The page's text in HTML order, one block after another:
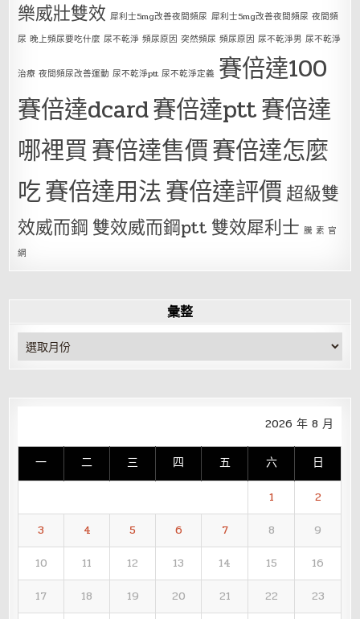
樂威壯雙效 犀利士5mg改善夜間頻尿 犀利士5mg改善夜間頻尿 夜間頻
尿 晚上頻尿要吃什麼 尿不乾淨 頻尿原因 突然頻尿 頻尿原因 尿不乾淨男 尿不乾淨
治療 夜間頻尿改善運動 尿不乾淨ptt 尿不乾淨定義 賽倍達100
賽倍達dcard賽倍達ptt賽倍達
哪裡買賽倍達售價賽倍達怎麼
吃賽倍達用法賽倍達評價超級雙
效威而鋼 雙效威而鋼ptt 雙效犀利士 騰 素 官
網
彙整
彙
整
2026 年 8 月
一 二 三 四 五 六 日
1
2
3
4 5 6 7 8
9
10
11 12 13 14 15
16
17
18 19 20 21 22
23